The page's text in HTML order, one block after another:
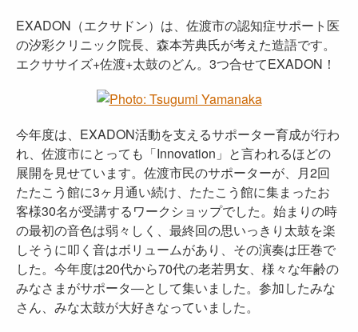
EXADON（エクサドン）は、佐渡市の認知症サポート医
の汐彩クリニック院長、森本芳典氏が考えた造語です。
エクササイズ+佐渡+太鼓のどん。3つ合せてEXADON！
今年度は、EXADON活動を支えるサポーター育成が行わ
れ、佐渡市にとっても「Innovation」と言われるほどの
展開を見せています。佐渡市民のサポーターが、月2回
たたこう館に3ヶ月通い続け、たたこう館に集まったお
客様30名が受講するワークショップでした。始まりの時
の最初の音色は弱々しく、最終回の思いっきり太鼓を楽
しそうに叩く音はボリュームがあり、その演奏は圧巻で
した。今年度は20代から70代の老若男女、様々な年齢の
みなさまがサポータ―として集いました。参加したみな
さん、みな太鼓が大好きなっていました。